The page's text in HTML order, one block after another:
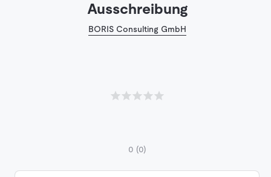
Ausschreibung
BORIS Consulting GmbH
0 (0)